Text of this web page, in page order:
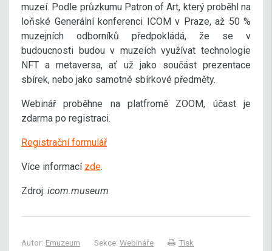
muzeí. Podle průzkumu Patron of Art, který proběhl na
loňské Generální konferenci ICOM v Praze, až 50 %
muzejních odborníků předpokládá, že se v
budoucnosti budou v muzeích využívat technologie
NFT a metaversa, ať už jako součást prezentace
sbírek, nebo jako samotné sbírkové předměty.
Webinář proběhne na platfromě ZOOM, účast je
zdarma po registraci.
Registrační formulář
Více informací zde.
Zdroj: icom.museum
Autor: Emuzeum Sekce: Webináře
Tisk